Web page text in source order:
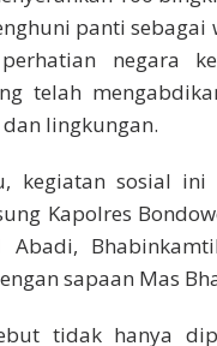
panti sebagai
negara
telah
lingkungan.
kegiatan sosial ini
Kapolres
Abadi,
sapaan Mas
tidak hanya